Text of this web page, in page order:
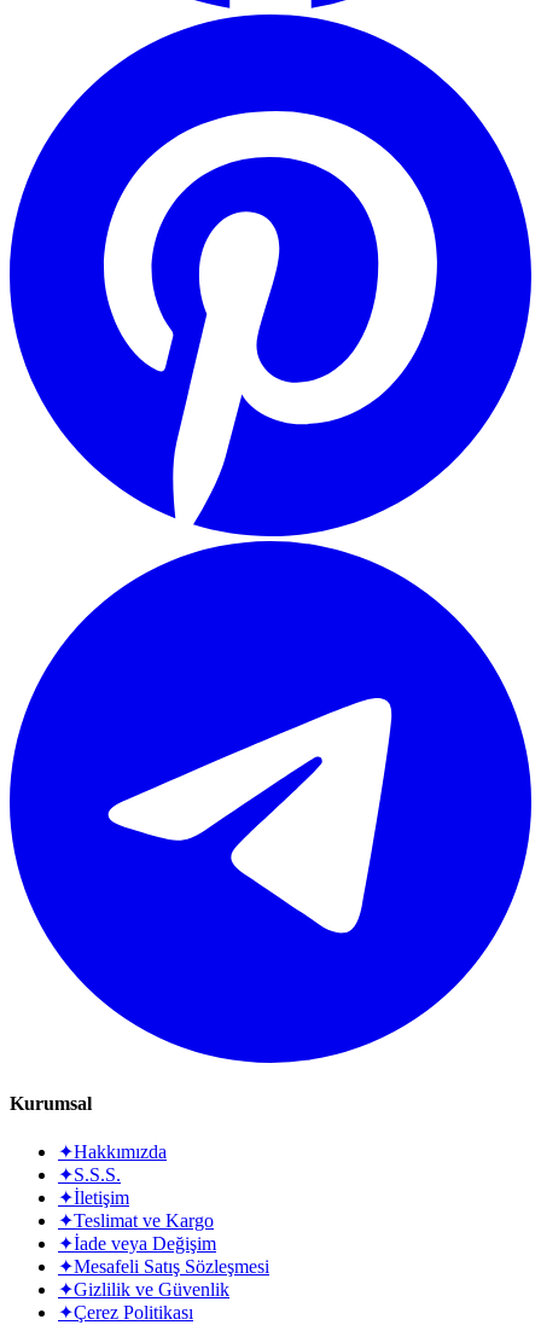
Kurumsal
✦Hakkımızda
✦S.S.S.
✦İletişim
✦Teslimat ve Kargo
✦İade veya Değişim
✦Mesafeli Satış Sözleşmesi
✦Gizlilik ve Güvenlik
✦Çerez Politikası